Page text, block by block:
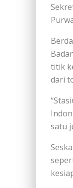
titik
dari
satu